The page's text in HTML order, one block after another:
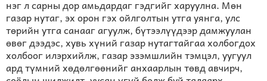
нэг л сарны дор амьдардаг гэдгийг харуулна. Мөн
газар нутаг, эх орон гэх ойлголтын утга уянга, улс
төрийн утга санааг агуулж, бүтээлүүдээр дамжуулан
өвөг дээдэс, хувь хүний газар нутагтайгаа холбогдох
холбоог илэрхийлж, газар эзэмшлийн тэмцэл, уугуул
ард түмний хөдөлгөөнийг анхаарлын төвд авчирч,